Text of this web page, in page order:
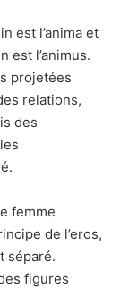
est l’anima et
est l’animus.
projetées
relations,
des
femme
de l’eros,
séparé.
figures